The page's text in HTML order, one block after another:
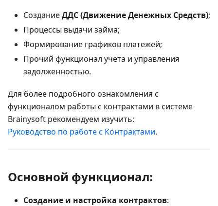
СозданиеДДС (Движение Денежных Средств);
Процессы выдачи займа;
Формирование графиков платежей;
Прочий функционал учета и управления
задолженностью.
Для более подробного ознакомления с
функционалом работы с контрактами в системе
Brainysoft рекомендуем изучить:
Руководство по работе с Контрактами.
Основной функционал:
Создание и настройка контрактов: